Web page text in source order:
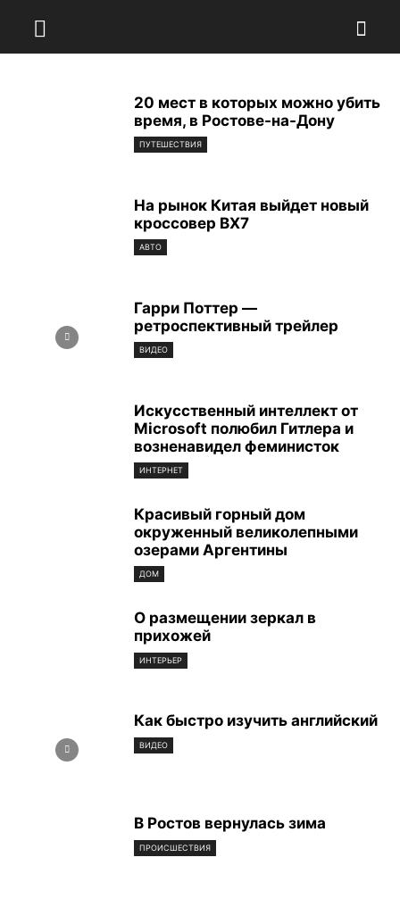
20 мест в которых можно убить
время, в Ростове-на-Дону
ПУТЕШЕСТВИЯ
На рынок Китая выйдет новый
кроссовер BX7
АВТО
Гарри Поттер —
ретроспективный трейлер
ВИДЕО
‪Искусственный интеллект от
‪Microsoft‬‬ полюбил Гитлера и
возненавидел феминисток
ИНТЕРНЕТ
Красивый горный дом
окруженный великолепными
озерами Аргентины
ДОМ
О размещении зеркал в
прихожей
ИНТЕРЬЕР
Как быстро изучить английский
ВИДЕО
В Ростов вернулась зима
ПРОИСШЕСТВИЯ